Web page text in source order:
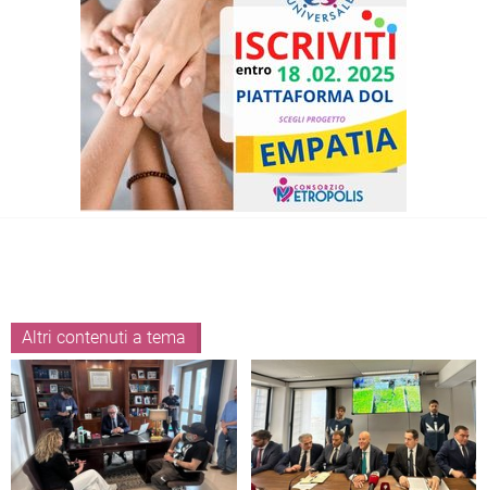
Altri contenuti a tema